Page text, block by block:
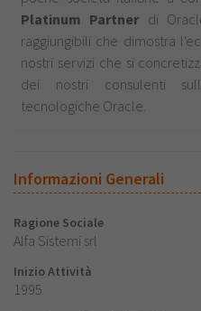
Platinum Partner di
raggiungibili che dimostra
nostri servizi che si
dei nostri consulenti
tecnologiche Oracle.
Informazioni Generali
Ragione Sociale
Alfa Sistemi srl
Inizio Attività
1995